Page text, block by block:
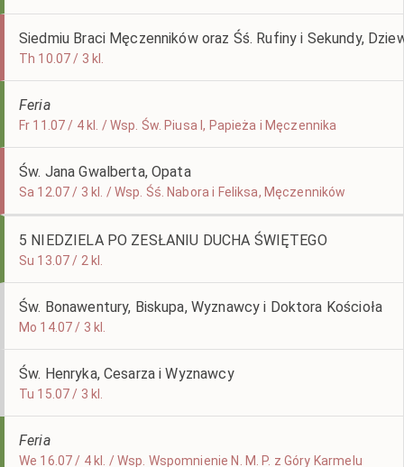
Siedmiu Braci Męczenników oraz Śś. Rufiny i Sekundy,
Th 10.07 / 3 kl.
Feria
Fr 11.07 / 4 kl. / Wsp. Św. Piusa I, Papieża i Męczennika
Św. Jana Gwalberta, Opata
Sa 12.07 / 3 kl. / Wsp. Śś. Nabora i Feliksa, Męczenników
5 NIEDZIELA PO ZESŁANIU DUCHA ŚWIĘTEGO
Su 13.07 / 2 kl.
Św. Bonawentury, Biskupa, Wyznawcy i Doktora Kościoła
Mo 14.07 / 3 kl.
Św. Henryka, Cesarza i Wyznawcy
Tu 15.07 / 3 kl.
Feria
We 16.07 / 4 kl. / Wsp. Wspomnienie N. M. P. z Góry Karmelu